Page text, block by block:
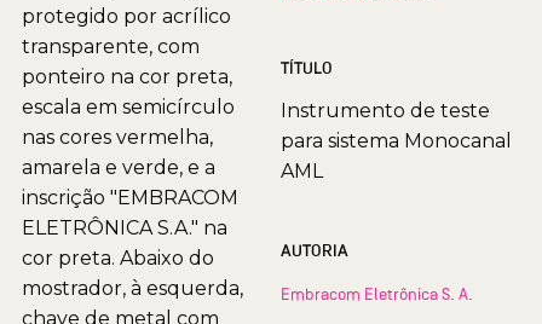
protegido por acrílico
transparente, com
ponteiro na cor preta,
escala em semicírculo
nas cores vermelha,
amarela e verde, e a
inscrição "EMBRACOM
ELETRÔNICA S.A." na
cor preta. Abaixo do
mostrador, à esquerda,
chave de metal com
TÍTULO
Instrumento de teste
para sistema Monocanal
AML
AUTORIA
Embracom Eletrônica S. A.